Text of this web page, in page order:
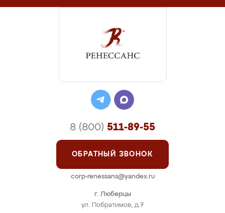
г. Люберцы
ул. Побратимов, д.7
8 (800) 511-89-55
ОБРАТНЫЙ ЗВОНОК
corp-renessans@yandex.ru